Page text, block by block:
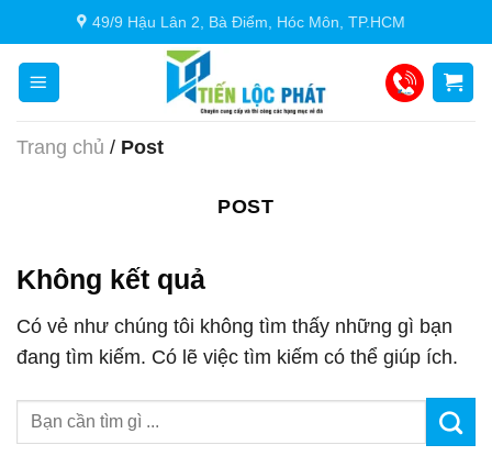
đến
dung
49/9 Hậu Lân 2, Bà Điểm, Hóc Môn, TP.HCM
Trang chủ / Post
POST
Không kết quả
Có vẻ như chúng tôi không tìm thấy những gì bạn
đang tìm kiếm. Có lẽ việc tìm kiếm có thể giúp ích.